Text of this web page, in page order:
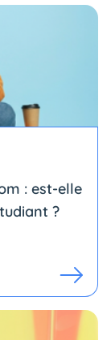
: est-elle
?